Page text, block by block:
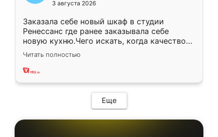
3 августа 2026
Заказала себе новый шкаф в студии
Ренессанс где ранее заказывала себе
новую кухню.Чего искать, когда качеством
вполне довольна. Служит кухня уже почти
два года, нареканий нет.
Читать полностью
Еще